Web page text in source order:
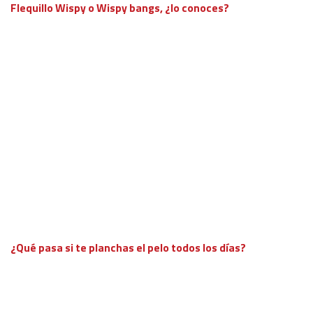
Flequillo Wispy o Wispy bangs, ¿lo conoces?
¿Qué pasa si te planchas el pelo todos los días?